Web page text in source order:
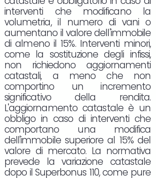
interventi che modificano la
volumetria, il numero di vani o
aumentano il valore dell'immobile
di almeno il 15%. Interventi minori,
come la sostituzione degli infissi,
non richiedono aggiornamenti
catastali, a meno che non
comportino un incremento
significativo della rendita.
L'aggiornamento catastale è un
obbligo in caso di interventi che
comportano una modifica
dell'immobile superiore al 15% del
valore di mercato. La normativa
prevede la variazione catastale
dopo il Superbonus 110, come pure